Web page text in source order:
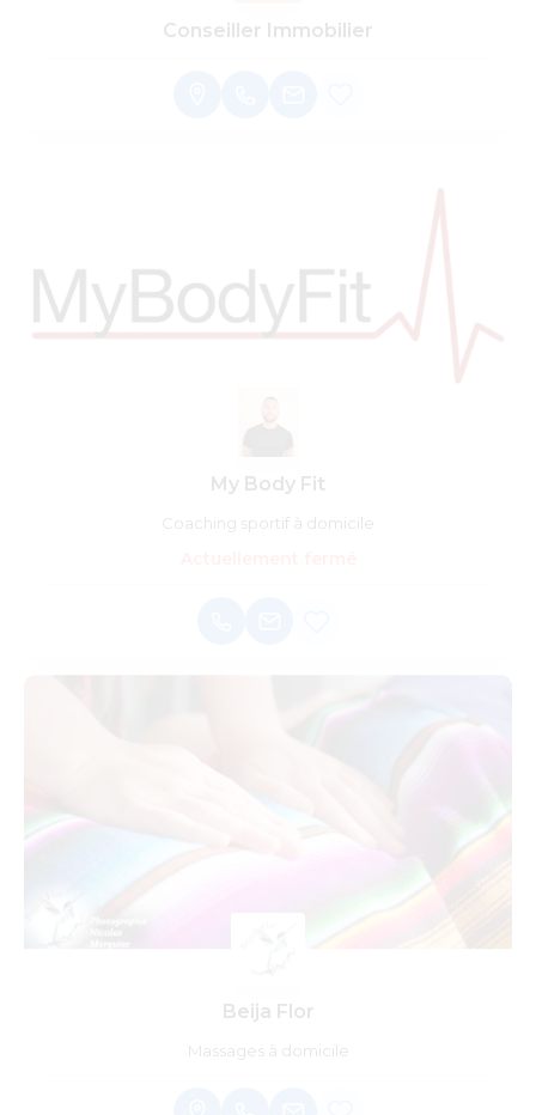
Conseiller Immobilier
My Body Fit
Coaching sportif à domicile
Beija Flor
Massages à domicile